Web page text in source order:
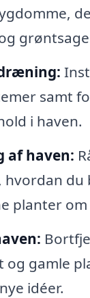
samt
i haven.
af haven:
hvordan du
planter
og gamle
idéer.